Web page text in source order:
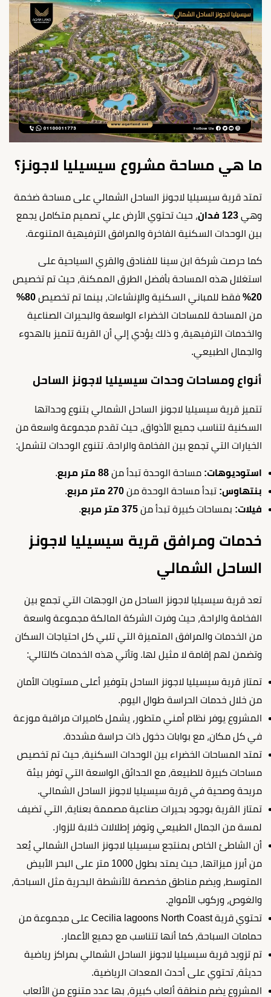
ما هي مساحة مشروع سيسيليا لاجونز؟
تمتد قرية سيسيليا لاجونز الساحل الشمالي على مساحة ضخمة
وهي 123 فدان
، حيث تحتوي الأرض علي تصميم متكامل يجمع
بين الوحدات السكنية الفاخرة والمرافق الترفيهية المتنوعة.
كما حرصت شركة ابن سينا للفنادق والقري السياحية على
استغلال هذه المساحة بأفضل الطرق الممكنة، حيث تم تخصيص
20%
فقط للمباني السكنية والإنشاءات، بينما تم تخصيص 80%
من المساحة للمساحات الخضراء الواسعة والبحيرات الصناعية
والخدمات الترفيهية، و ذلك يؤدي إلي أن القرية تتميز بالهدوء
والجمال الطبيعي.
أنواع ومساحات وحدات سيسيليا لاجونز الساحل
تتميز قرية سيسيليا لاجونز الساحل الشمالي بتنوع وحداتها
السكنية لتناسب جميع الأذواق، حيث تقدم مجموعة واسعة من
الخيارات التي تجمع بين الفخامة والراحة. تتنوع الوحدات لتشمل:
استوديوهات: مساحة الوحدة تبدأ من 88 متر مربع
.
بنتهاوس: تبدأ مساحة الوحدة من 270 متر مربع
.
فيلات: بمساحات كبيرة تبدأ من 375 متر مربع .
خدمات ومرافق قرية سيسيليا لاجونز
الساحل الشمالي
تعد قرية سيسيليا لاجونز الساحل من الوجهات التي تجمع بين
الفخامة والراحة، حيث وفرت الشركة المالكة مجموعة واسعة
من الخدمات والمرافق المتميزة التي تلبي كل احتياجات السكان
وتضمن لهم إقامة لا مثيل لها. وتأتي هذه الخدمات كالتالي:
تمتاز قرية سيسيليا لاجونز الساحل بتوفير أعلى مستويات الأمان
من خلال خدمات الحراسة طوال اليوم.
المشروع يوفر نظام أمني متطور، يشمل كاميرات مراقبة موزعة
في كل مكان، مع بوابات دخول ذات حراسة مشددة.
تمتد المساحات الخضراء بين الوحدات السكنية، حيث تم تخصيص
مساحات كبيرة للطبيعة، مع الحدائق الواسعة التي توفر بيئة
مريحة وصحية في قرية سيسيليا لاجونز الساحل الشمالي.
تمتاز القرية بوجود بحيرات صناعية مصممة بعناية، التي تضيف
لمسة من الجمال الطبيعي وتوفر إطلالات خلابة للزوار.
أن الشاطئ الخاص بمنتجع سيسيليا لاجونز الساحل الشمالي يُعد
من أبرز ميزاتها، حيث يمتد بطول 1000 متر على البحر الأبيض
المتوسط، ويضم مناطق مخصصة للأنشطة البحرية مثل السباحة،
والغوص، وركوب الأمواج.
تحتوي قرية Cecilia lagoons North Coast على مجموعة من
حمامات السباحة، كما أنها تتناسب مع جميع الأعمار.
تم تزويد قرية سيسيليا لاجونز الساحل الشمالي بمراكز رياضية
حديثة، تحتوي على أحدث المعدات الرياضية.
المشروع يضم منطقة ألعاب كبيرة، بها عدد متنوع من الألعاب